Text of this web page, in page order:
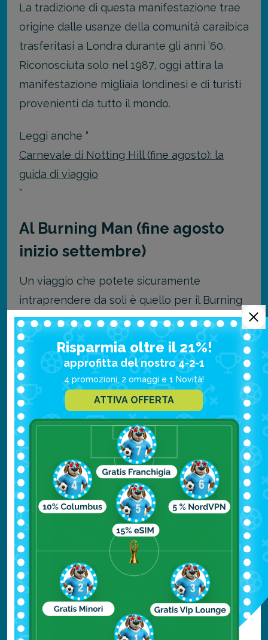
La tradizione di questa manifestazione trae
origine dalle usanze della comunità caraibica
trasferitasi a Londra durante gli anni ’60.
Riconosciuta solo nel 1987, oggi attira la
manifestazione migliaia londinesi e di turisti
provenienti da tutto il mondo.
Leggi anche “
Carnevale di Notting Hill (fine agosto): la
guida di viaggio
”
Al Burning Man (fine agosto
inizio settembre)
Un viaggio che potete sicuramente
intraprendere da soli è quello per il Burning
Man. Una volta arrivati, infatti, ci metterete
veramente poco ad integrarvi.
Il Burning Manè una delle feste più
alternative degli ultimi anni, nato come un
“Radical Festival” dedicato alla libertà di
espressione ma diventato, di fatto, un
evento molto esclusivo.
Pensate solo che il biglietto costa circa 400
dollari e che raggiungere Black Rock City,
nel deserto del Nevada, non è certamente
economico.
Se decidete di partecipare a questo evento
è bene che sappiate bene cosa vi aspetta,
pertanto vi invitiamo a leggere il nostro
articolo “
Risparmia oltre il 21%!
approfitta del nostro 4-2-1
4 promozioni, 2 omaggi e 1 Novità!
ATTIVA OFFERTA